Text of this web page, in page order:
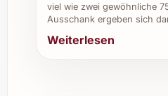
von Wertschätzung
Geschäftspartner
gleichermaßen
viel wie zwei gewöhnliche
Ausschank ergeben sich
Weiterlesen